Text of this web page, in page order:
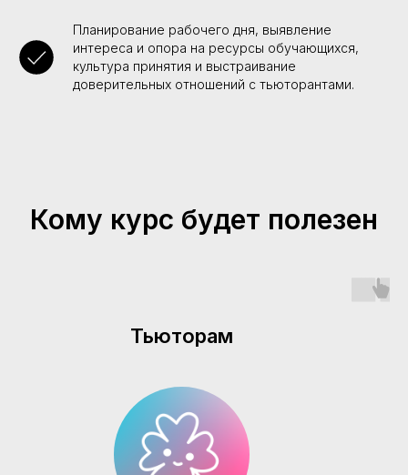
Планирование рабочего дня, выявление
интереса и опора на ресурсы обучающихся,
культура принятия и выстраивание
доверительных отношений с тьюторантами.
Кому курс будет полезен
Тьюторам